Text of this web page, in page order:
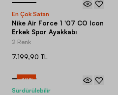
En Çok Satan
Nike Air Force 1 '07 CO Icon
Erkek Spor Ayakkabı
2 Renk
7.199,90 TL
-30%
Sürdürülebilir